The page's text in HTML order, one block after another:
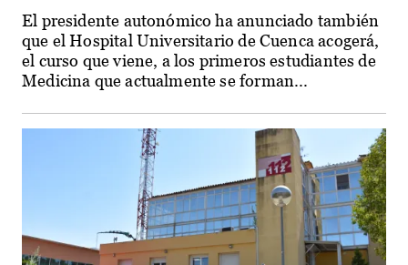
El presidente autonómico ha anunciado también
que el Hospital Universitario de Cuenca acogerá,
el curso que viene, a los primeros estudiantes de
Medicina que actualmente se forman...